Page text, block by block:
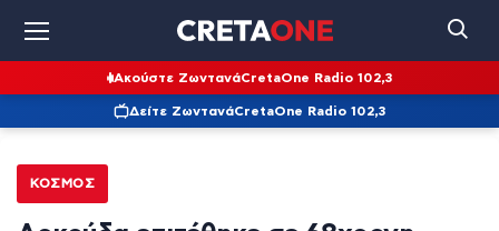
Ακούστε ΖωντανάCretaOne Radio 102,3
Δείτε ΖωντανάCretaOne Radio 102,3
ΚΌΣΜΟΣ